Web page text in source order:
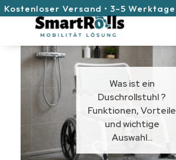
Kostenloser Versand • 3–5 Werktage
SmartRolls
Was ist ein
Duschrollstuhl ?
Funktionen, Vorteile
und wichtige
Auswahl...